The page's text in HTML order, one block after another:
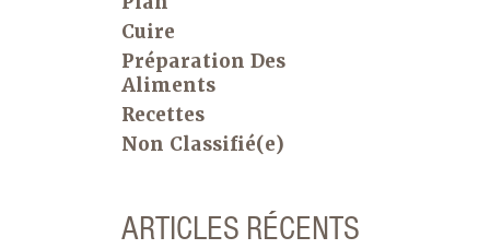
Cuire
Préparation Des
Aliments
Recettes
Non Classifié(e)
ARTICLES RÉCENTS